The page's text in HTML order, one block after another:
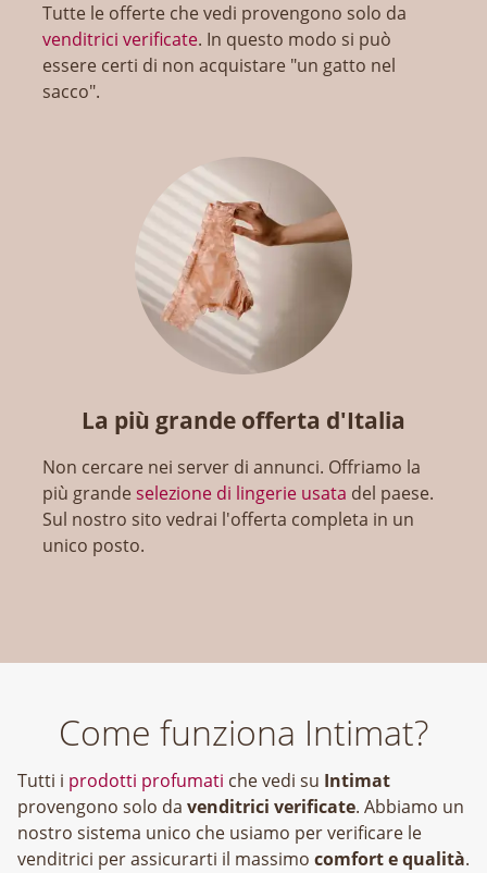
Tutte le offerte che vedi provengono solo da
venditrici verificate. In questo modo si può
essere certi di non acquistare "un gatto nel
sacco".
La più grande offerta d'Italia
Non cercare nei server di annunci. Offriamo la
più grandeselezione di lingerie usata del paese.
Sul nostro sito vedrai l'offerta completa in un
unico posto.
Come funziona Intimat?
Tutti i prodotti profumati che vedi su Intimat
provengono solo da venditrici verificate. Abbiamo un
nostro sistema unico che usiamo per verificare le
venditrici per assicurarti il massimo comfort e qualità.